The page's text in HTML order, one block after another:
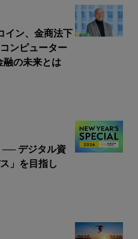
イン、金商法下
ンピューター
の未来とは
デジタル資
」を目指し